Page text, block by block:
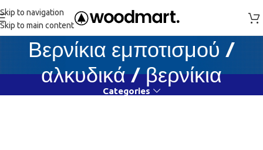
Skip to navigation
Skip to main content
Βερνίκια εμποτισμού /
αλκυδικά / βερνίκια
Categories